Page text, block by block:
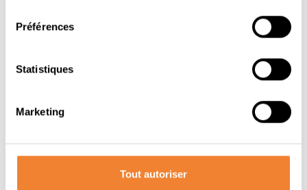
Préférences
Statistiques
Marketing
Tout autoriser